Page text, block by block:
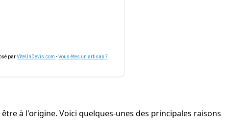
parViteUnDevis.com -Vous êtes un artisan ?
à l'origine. Voici quelques-unes des principales raisons